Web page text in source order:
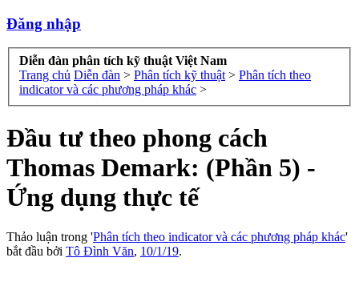
Đăng nhập
Diễn đàn phân tích kỹ thuật Việt Nam
Trang chủ Diễn đàn > Phân tích kỹ thuật > Phân tích theo
indicator và các phương pháp khác >
Đầu tư theo phong cách
Thomas Demark: (Phần 5) -
Ứng dụng thực tế
Thảo luận trong 'Phân tích theo indicator và các phương pháp khác'
bắt đầu bởi Tô Đình Văn, 10/1/19.